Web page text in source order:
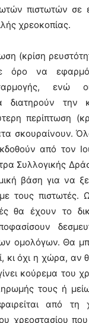
πιστωτών σε
χρεοκοπίας.
(κρίση
όρο να
ενώ
διατηρούν
περίπτωση
σκουραίνουν.
από τον
Συλλογικής
βάση για να
τους πιστωτές.
θα έχουν το
ομολόγων. Θα
κι όχι η χώρα, αν
κούρεμα του
τους ή
από
χρεοστασίου